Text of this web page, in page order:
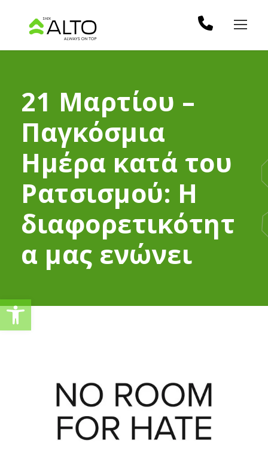
21 Μαρτίου –
Παγκόσμια
Ημέρα κατά του
Ρατσισμού: Η
διαφορετικότητ
α μας ενώνει
Ανοίξτε τη γραμμή